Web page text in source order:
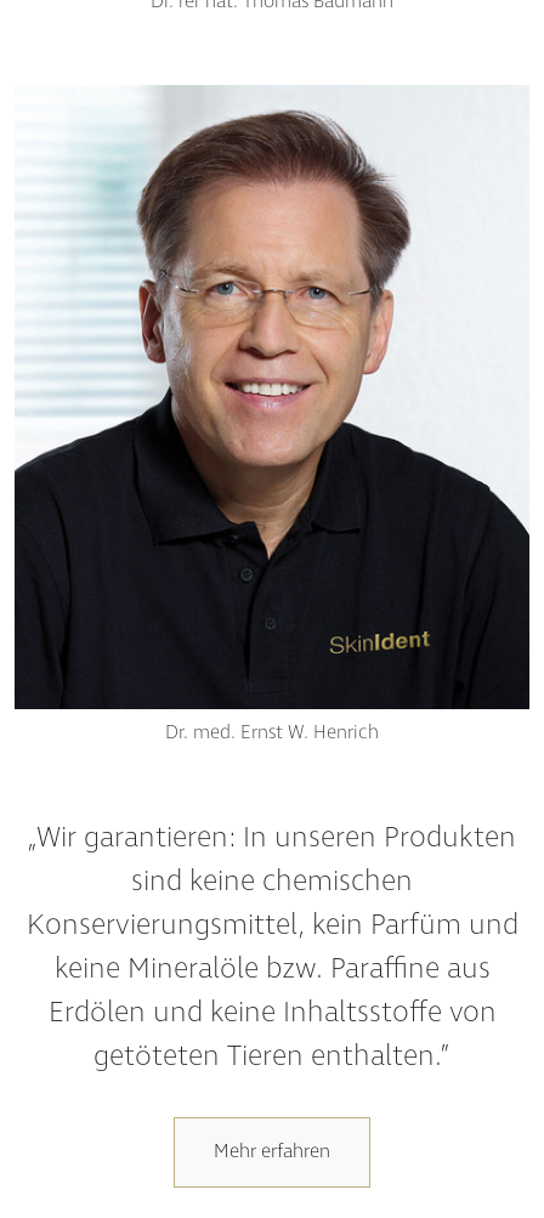
sind keine chemischen
Konservierungsmittel, kein Parfüm und
keine Mineralöle bzw. Paraffine aus
Erdölen und keine Inhaltsstoffe von
getöteten Tieren enthalten.”
Mehr erfahren